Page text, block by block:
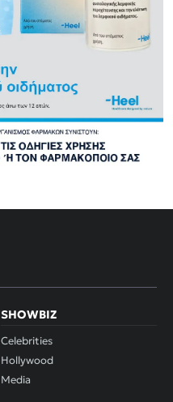
SHOWBIZ
Celebrities
Hollywood
Media